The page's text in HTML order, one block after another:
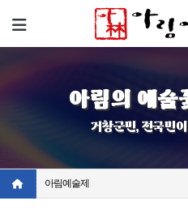
메뉴
아림의 예술
거창군민, 전국민
아림예술제